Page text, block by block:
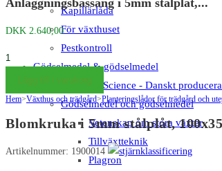
Kapillärlåda
För växthuset
Pestkontroll
Gödselmedel & gödselmedel
Big Plant Science - Danskt
Gödselmedel och gödselmedel
Vetenskap om stora växter
Tillväxtteknik
Plagron
DKK 2.640,00
Plantekumme
5mm
100x35x50cm
Lägg till i varukorg
Hem>Växthus och trädgård>Planteringslådor för trädgård och
Blomkruka i 5mm stålplåt,
Artikelnummer: 1900014